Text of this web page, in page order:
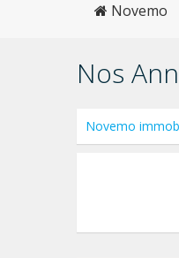
Novemo
Nos
Novemo